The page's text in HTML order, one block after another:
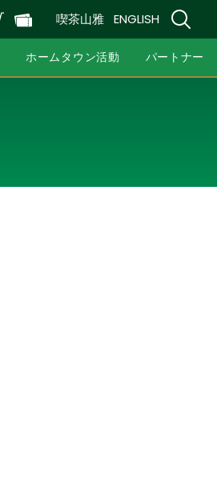
喫茶山雅 ENGLISH
ホームタウン活動 パートナー